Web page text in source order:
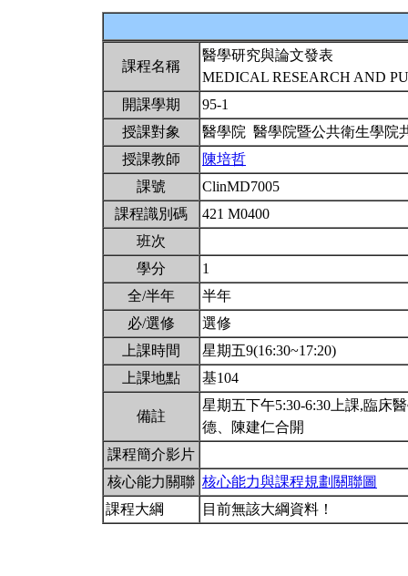
課程名稱
醫學研究與論文發表
MEDICAL RESEARCH AND
開課學期
95-1
授課對象
醫學院 醫學院暨公共衛生學院
授課教師
陳培哲
課號
ClinMD7005
課程識別碼
421 M0400
班次
學分
1
全/半年
半年
必/選修
選修
上課時間
星期五9(16:30~17:20)
上課地點
基104
備註
星期五下午5:30-6:30上課,臨床
德、陳建仁合開
課程簡介影片
核心能力關聯 核心能力與課程規劃關聯圖
課程大綱
目前無該大綱資料！